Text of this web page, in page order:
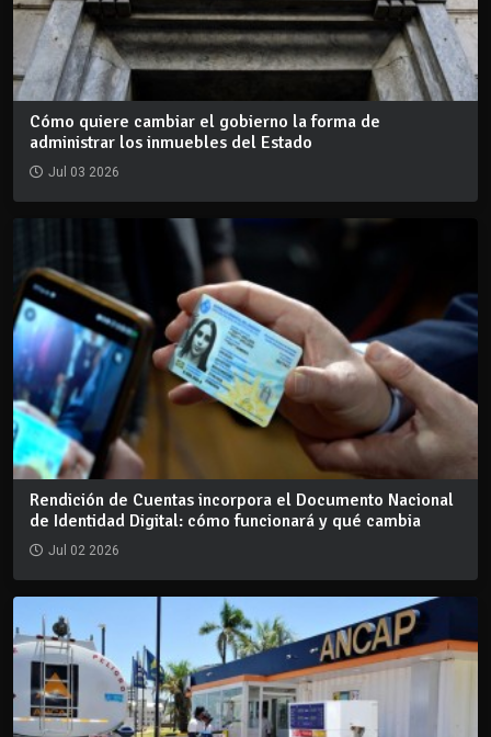
Cómo quiere cambiar el gobierno la forma de
administrar los inmuebles del Estado
Jul 03 2026
Rendición de Cuentas incorpora el Documento Nacional
de Identidad Digital: cómo funcionará y qué cambia
Jul 02 2026